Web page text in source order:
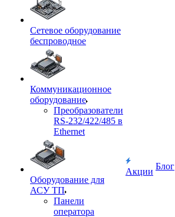
Сетевое оборудование
беспроводное
Коммуникационное
оборудование
Преобразователи
RS-232/422/485 в
Ethernet
Оборудование для
АСУ ТП
Панели
оператора
Акции
Блог